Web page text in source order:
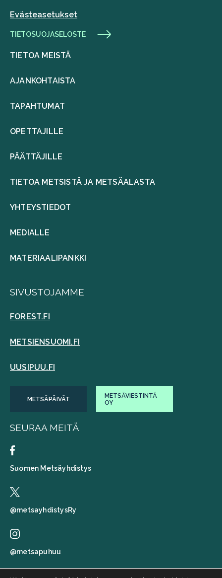
Evästeasetukset
TIETOSUOJASELOSTE
TIETOA MEISTÄ
AJANKOHTAISTA
TAPAHTUMAT
OPETTAJILLE
PÄÄTTÄJILLE
TIETOA METSISTÄ JA METSÄALASTA
YHTEYSTIEDOT
MEDIALLE
MATERIAALIPANKKI
SIVUSTOJAMME
FOREST.FI
METSIENSUOMI.FI
UUSIPUU.FI
METSÄPÄIVÄT
METSÄVIESTINTÄ
OY
SEURAA MEITÄ
Suomen Metsäyhdistys
@metsayhdistysRy
@metsapuhuu